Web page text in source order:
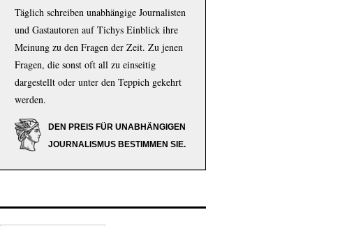
Täglich schreiben unabhängige Journalisten
und Gastautoren auf Tichys Einblick ihre
Meinung zu den Fragen der Zeit. Zu jenen
Fragen, die sonst oft all zu einseitig
dargestellt oder unter den Teppich gekehrt
werden.
DEN PREIS FÜR UNABHÄNGIGEN
JOURNALISMUS BESTIMMEN SIE.